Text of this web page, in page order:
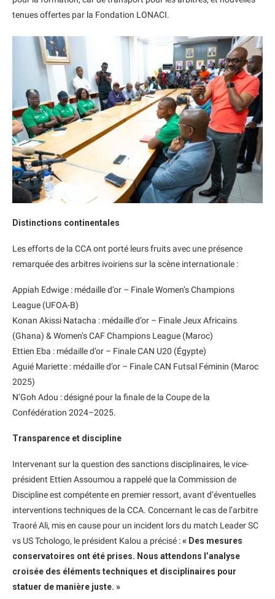
tenues offertes par la Fondation LONACI.
Distinctions continentales
Les efforts de la CCA ont porté leurs fruits avec une présence
remarquée des arbitres ivoiriens sur la scène internationale :
Appiah Edwige : médaille d’or – Finale Women’s Champions
League (UFOA-B)
Konan Akissi Natacha : médaille d’or – Finale Jeux Africains
(Ghana) & Women’s CAF Champions League (Maroc)
Ettien Eba : médaille d’or – Finale CAN U20 (Égypte)
Aguié Mariette : médaille d’or – Finale CAN Futsal Féminin (Maroc
2025)
N’Goh Adou : désigné pour la finale de la Coupe de la
Confédération 2024–2025.
Transparence et discipline
Intervenant sur la question des sanctions disciplinaires, le vice-
président Ettien Assoumou a rappelé que la Commission de
Discipline est compétente en premier ressort, avant d’éventuelles
interventions techniques de la CCA. Concernant le cas de l’arbitre
Traoré Ali, mis en cause pour un incident lors du match Leader SC
vs US Tchologo, le président Kalou a précisé :« Des mesures
conservatoires ont été prises. Nous attendons l’analyse
croisée des éléments techniques et disciplinaires pour
statuer de manière juste. »